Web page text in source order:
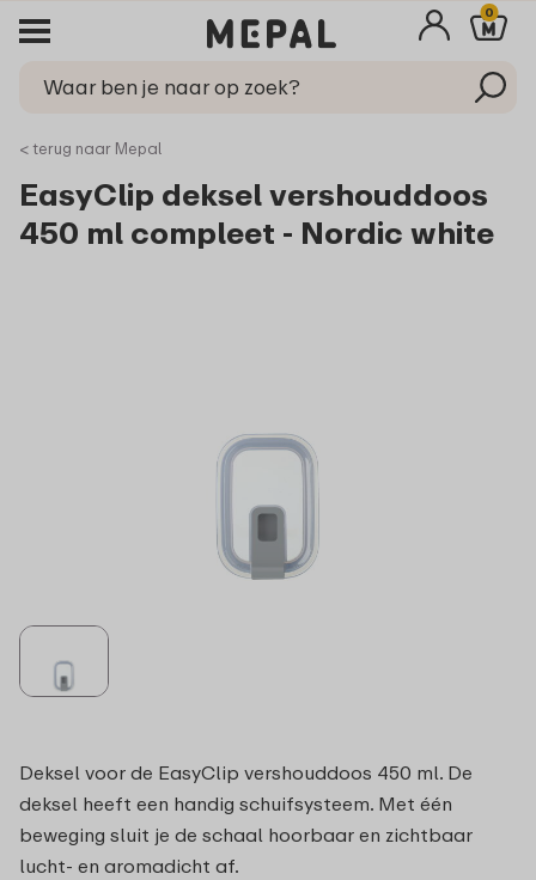
0
< terug naar Mepal
EasyClip deksel vershouddoos
450 ml compleet - Nordic white
Deksel voor de EasyClip vershouddoos 450 ml. De
deksel heeft een handig schuifsysteem. Met één
beweging sluit je de schaal hoorbaar en zichtbaar
lucht- en aromadicht af.